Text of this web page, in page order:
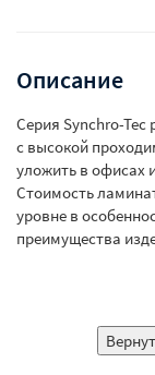
Описание
Серия Synchro-
с высокой
уложить в офисах
Стоимость
уровне в
преимущества